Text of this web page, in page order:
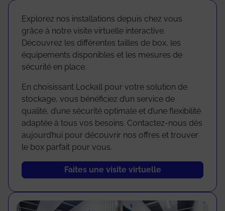
Explorez nos installations depuis chez vous
grâce à notre visite virtuelle interactive.
Découvrez les différentes tailles de box, les
équipements disponibles et les mesures de
sécurité en place.
En choisissant Lockall pour votre solution de
stockage, vous bénéficiez d’un service de
qualité, d’une sécurité optimale et d’une flexibilité
adaptée à tous vos besoins. Contactez-nous dès
aujourd’hui pour découvrir nos offres et trouver
le box parfait pour vous.
Faites une visite virtuelle